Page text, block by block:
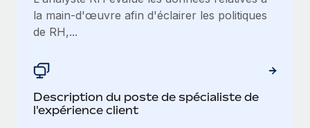
la main-d'œuvre afin d'éclairer les politiques
de RH,...
Description du poste de spécialiste de
l'expérience client